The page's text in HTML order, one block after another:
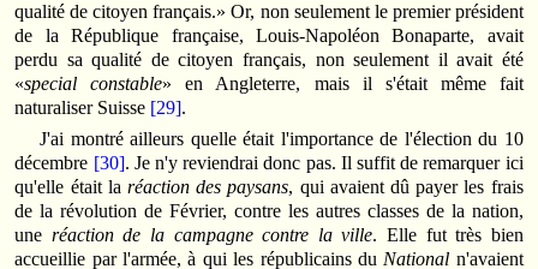
qualité de citoyen français.» Or, non seulement le premier président
de la République française, Louis-Napoléon Bonaparte, avait
perdu sa qualité de citoyen français, non seulement il avait été
«special constable» en Angleterre, mais il s'était même fait
naturaliser Suisse [29].
J'ai montré ailleurs quelle était l'importance de l'élection du 10
décembre [30]. Je n'y reviendrai donc pas. Il suffit de remarquer ici
qu'elle était la réaction des paysans, qui avaient dû payer les frais
de la révolution de Février, contre les autres classes de la nation,
une réaction de la campagne contre la ville. Elle fut très bien
accueillie par l'armée, à qui les républicains du National n'avaient